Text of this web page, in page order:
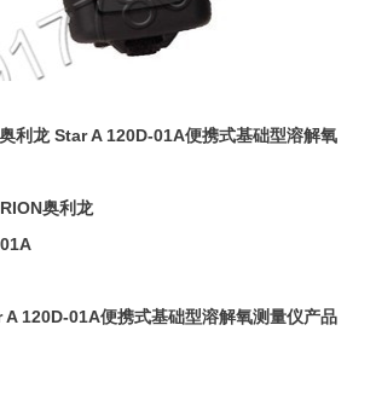
奥利龙 Star A 120D-01A便携式基础型溶解氧
奥利龙
A 120D-01A便携式基础型溶解氧测量仪产品